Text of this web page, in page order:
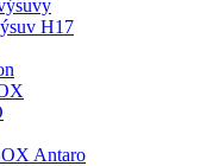
H17
Antaro